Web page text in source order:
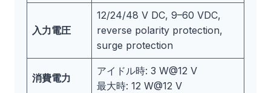
入力電圧
12/24/48 V DC, 9–60 VDC,
reverse polarity protection,
surge protection
消費電力
アイドル時: 3 W@12 V
最大時: 12 W@12 V